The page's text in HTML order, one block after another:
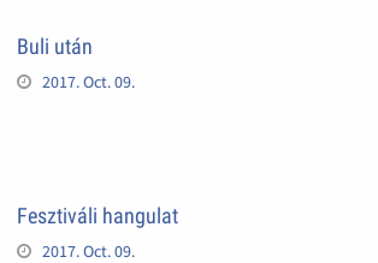
Buli után
2017. Oct. 09.
Fesztiváli hangulat
2017. Oct. 09.